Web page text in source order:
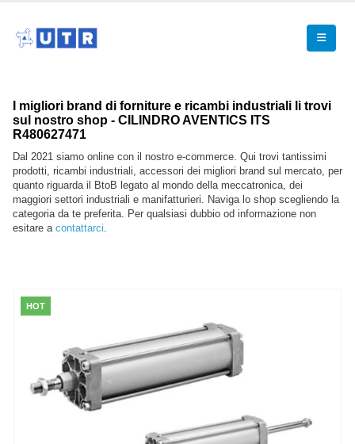
I migliori brand di forniture e ricambi industriali li trovi
sul nostro shop - CILINDRO AVENTICS ITS
R480627471
Dal 2021 siamo online con il nostro e-commerce. Qui trovi tantissimi
prodotti, ricambi industriali, accessori dei migliori brand sul mercato, per
quanto riguarda il BtoB legato al mondo della meccatronica, dei
maggiori settori industriali e manifatturieri. Naviga lo shop scegliendo la
categoria da te preferita. Per qualsiasi dubbio od informazione non
esitare a contattarci.
HOT